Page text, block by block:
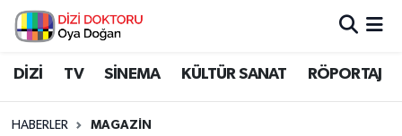
DİZİ TV SİNEMA KÜLTÜR SANAT RÖPORTAJ
HABERLER MAGAZİN
İstanbul Nöbetçi Eczaneler